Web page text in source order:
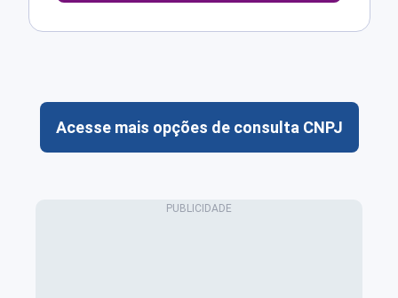
Acesse mais opções de consulta CNPJ